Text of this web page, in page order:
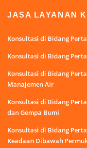
JASA LAYANAN
Konsultasi di Bidang
Konsultasi di Bidang
Konsultasi di Bidang
Manajemen Air
Konsultasi di Bidang
dan Gempa Bumi
Konsultasi di Bidang
Keadaan Dibawah